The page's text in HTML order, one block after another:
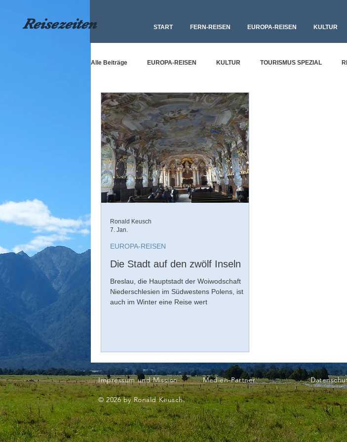
Reisezeiten START FERN-REISEN EUROPA-REISEN KULTUR
Alle Beiträge EUROPA-REISEN KULTUR TOURISMUS SPEZIAL
Die Stadt auf den zwölf Inseln
Breslau, die Hauptstadt der Woiwodschaft
Niederschlesien im Südwestens Polens, ist
auch im Winter eine Reise wert
EUROPA-REISEN
Ronald Keusch
7. Jan.
Impressum und Mission Medien-Partner
© 2026 by Ronald Keusch.